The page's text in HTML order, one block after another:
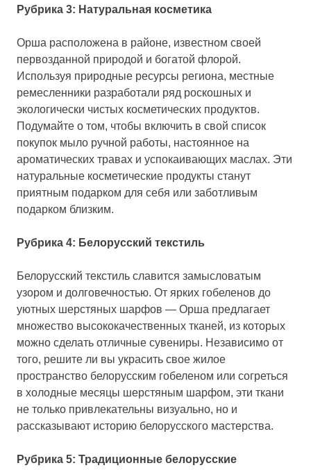
Рубрика 3: Натуральная косметика
Орша расположена в районе, известном своей
первозданной природой и богатой флорой.
Используя природные ресурсы региона, местные
ремесленники разработали ряд роскошных и
экологически чистых косметических продуктов.
Подумайте о том, чтобы включить в свой список
покупок мыло ручной работы, настоянное на
ароматических травах и успокаивающих маслах. Эти
натуральные косметические продукты станут
приятным подарком для себя или заботливым
подарком близким.
Рубрика 4: Белорусский текстиль
Белорусский текстиль славится замысловатым
узором и долговечностью. От ярких гобеленов до
уютных шерстяных шарфов — Орша предлагает
множество высококачественных тканей, из которых
можно сделать отличные сувениры. Независимо от
того, решите ли вы украсить свое жилое
пространство белорусским гобеленом или согреться
в холодные месяцы шерстяным шарфом, эти ткани
не только привлекательны визуально, но и
рассказывают историю белорусского мастерства.
Рубрика 5: Традиционные белорусские